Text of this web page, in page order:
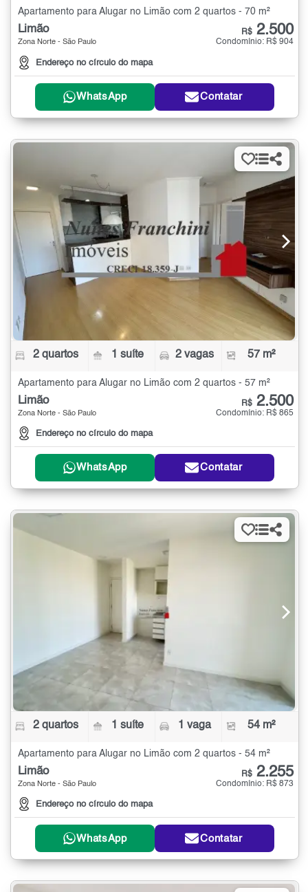
Apartamento para Alugar no Limão com 2 quartos - 70 m²
Limão
Zona Norte - São Paulo
Endereço no círculo do mapa
R$ 2.500
Condomínio: R$ 904
WhatsApp Contatar
2 quartos 1 suíte 2 vagas 57 m²
Apartamento para Alugar no Limão com 2 quartos - 57 m²
Limão
Zona Norte - São Paulo
Endereço no círculo do mapa
R$ 2.500
Condomínio: R$ 865
WhatsApp Contatar
2 quartos 1 suíte 1 vaga 54 m²
Apartamento para Alugar no Limão com 2 quartos - 54 m²
Limão
Zona Norte - São Paulo
Endereço no círculo do mapa
R$ 2.255
Condomínio: R$ 873
WhatsApp Contatar